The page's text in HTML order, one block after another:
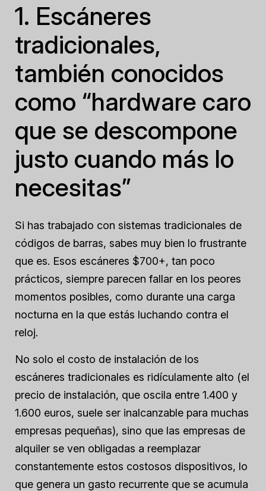
1. Escáneres
tradicionales,
también conocidos
como “hardware caro
que se descompone
justo cuando más lo
necesitas”
Si has trabajado con sistemas tradicionales de
códigos de barras, sabes muy bien lo frustrante
que es. Esos escáneres $700+, tan poco
prácticos, siempre parecen fallar en los peores
momentos posibles, como durante una carga
nocturna en la que estás luchando contra el
reloj.
No solo el costo de instalación de los
escáneres tradicionales es ridículamente alto (el
precio de instalación, que oscila entre 1.400 y
1.600 euros, suele ser inalcanzable para muchas
empresas pequeñas), sino que las empresas de
alquiler se ven obligadas a reemplazar
constantemente estos costosos dispositivos, lo
que genera un gasto recurrente que se acumula